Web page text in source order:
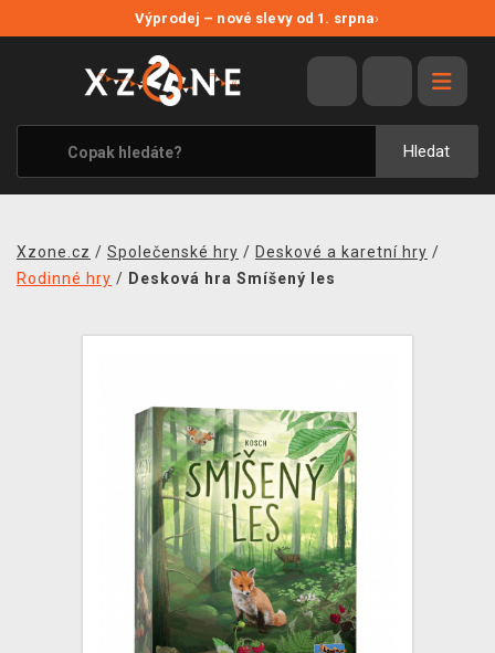
Výprodej – nové slevy od 1. srpna›
Hledat
VÝPRODEJ
VIDEOHRY
XZONE ORIGINALS
TÉMATIKY
MERCHANDISE
XZONE KLUB
TCG & BOARDGAME HUB
Xzone.cz / Společenské hry / Deskové a karetní hry /
Rodinné hry / Desková hra Smíšený les